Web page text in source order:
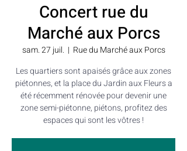
Concert rue du
Marché aux Porcs
sam. 27 juil.
  |
Rue du Marché aux Porcs
Les quartiers sont apaisés grâce aux zones
piétonnes, et la place du Jardin aux Fleurs a
été récemment rénovée pour devenir une
zone semi-piétonne, piétons, profitez des
espaces qui sont les vôtres !